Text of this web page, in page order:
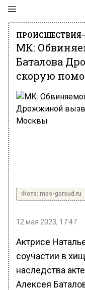
ПРОИСШЕСТВИЯ
МК:
Баталова
скорую
Фото: mos-gorsud.ru
12 мая 2023, 17:47
Актрисе
соучастии в
наследства
Алексея